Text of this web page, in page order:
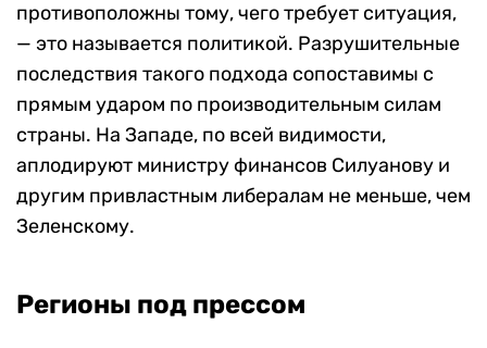
противоположны тому, чего требует ситуация,
— это называется политикой. Разрушительные
последствия такого подхода сопоставимы с
прямым ударом по производительным силам
страны. На Западе, по всей видимости,
аплодируют министру финансов Силуанову и
другим привластным либералам не меньше, чем
Зеленскому.
Регионы под прессом